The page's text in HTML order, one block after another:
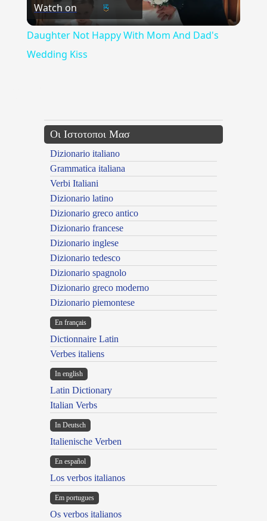
Video
Watch on
Daughter Not Happy With Mom And Dad's
Wedding Kiss
Οι Ιστοτοποι Μασ
Dizionario italiano
Grammatica italiana
Verbi Italiani
Dizionario latino
Dizionario greco antico
Dizionario francese
Dizionario inglese
Dizionario tedesco
Dizionario spagnolo
Dizionario greco moderno
Dizionario piemontese
En français
Dictionnaire Latin
Verbes italiens
In english
Latin Dictionary
Italian Verbs
In Deutsch
Italienische Verben
En español
Los verbos italianos
Em portugues
Os verbos italianos